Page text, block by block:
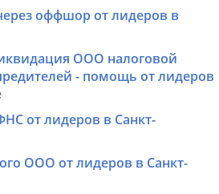
оффшор от лидеров в
ООО налоговой
- помощь от лидеров
от лидеров в Санкт-
ООО от лидеров в Санкт-